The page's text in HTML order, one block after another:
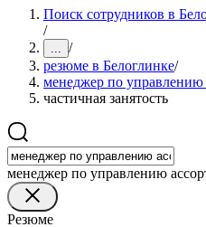
Поиск сотрудников в
/
... /
резюме в Белоглинке/
менеджер по управлению
частичная занятость
менеджер по управлению
Резюме